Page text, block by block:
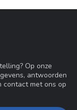
Op onze
antwoorden
contact met ons op